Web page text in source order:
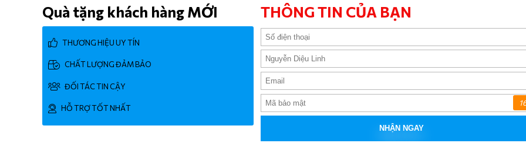
Quà tặng khách hàng MỚI
THƯƠNG HIỆU UY TÍN
CHẤT LƯỢNG ĐẢM BẢO
ĐỐI TÁC TIN CẬY
HỖ TRỢ TỐT NHẤT
THÔNG TIN CỦA BẠN
NHẬN NGAY